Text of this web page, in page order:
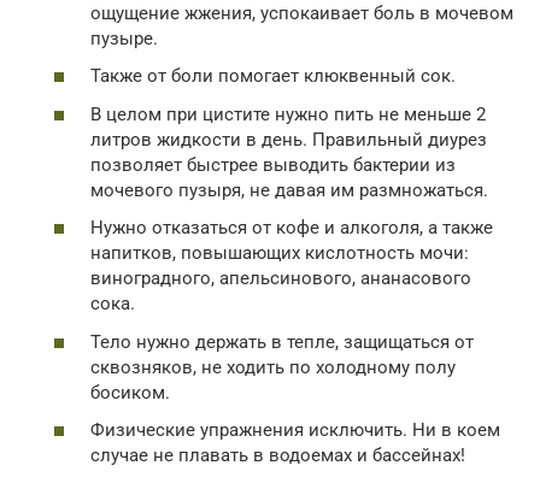
ощущение жжения, успокаивает боль в мочевом
пузыре.
Также от боли помогает клюквенный сок.
В целом при цистите нужно пить не меньше 2
литров жидкости в день. Правильный диурез
позволяет быстрее выводить бактерии из
мочевого пузыря, не давая им размножаться.
Нужно отказаться от кофе и алкоголя, а также
напитков, повышающих кислотность мочи:
виноградного, апельсинового, ананасового
сока.
Тело нужно держать в тепле, защищаться от
сквозняков, не ходить по холодному полу
босиком.
Физические упражнения исключить. Ни в коем
случае не плавать в водоемах и бассейнах!